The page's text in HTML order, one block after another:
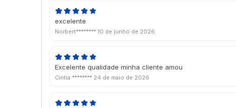
excelente
Norbert******** 10 de junho de 2026
Excelente qualidade minha cliente amou
Cintia ******** 24 de maio de 2026